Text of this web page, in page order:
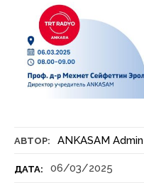
АВТОР: ANKASAM Admin
ДАТА: 06/03/2025